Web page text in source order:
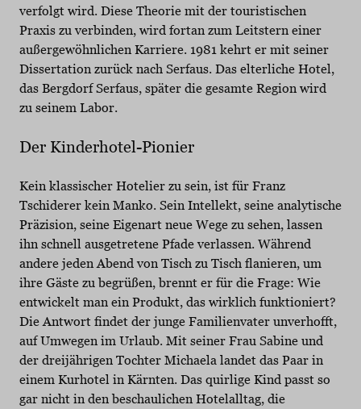
verfolgt wird. Diese Theorie mit der touristischen
Praxis zu verbinden, wird fortan zum Leitstern einer
außergewöhnlichen Karriere. 1981 kehrt er mit seiner
Dissertation zurück nach Serfaus. Das elterliche Hotel,
das Bergdorf Serfaus, später die gesamte Region wird
zu seinem Labor.
Der Kinderhotel-Pionier
Kein klassischer Hotelier zu sein, ist für Franz
Tschiderer kein Manko. Sein Intellekt, seine analytische
Präzision, seine Eigenart neue Wege zu sehen, lassen
ihn schnell ausgetretene Pfade verlassen. Während
andere jeden Abend von Tisch zu Tisch flanieren, um
ihre Gäste zu begrüßen, brennt er für die Frage: Wie
entwickelt man ein Produkt, das wirklich funktioniert?
Die Antwort findet der junge Familienvater unverhofft,
auf Umwegen im Urlaub. Mit seiner Frau Sabine und
der dreijährigen Tochter Michaela landet das Paar in
einem Kurhotel in Kärnten. Das quirlige Kind passt so
gar nicht in den beschaulichen Hotelalltag, die